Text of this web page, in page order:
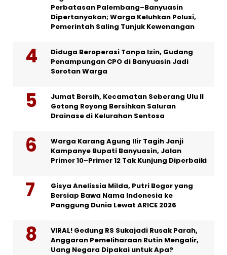
Perbatasan Palembang–Banyuasin
Dipertanyakan; Warga Keluhkan Polusi,
Pemerintah Saling Tunjuk Kewenangan
Diduga Beroperasi Tanpa Izin, Gudang
Penampungan CPO di Banyuasin Jadi
Sorotan Warga
Jumat Bersih, Kecamatan Seberang Ulu II
Gotong Royong Bersihkan Saluran
Drainase di Kelurahan Sentosa
Warga Karang Agung Ilir Tagih Janji
Kampanye Bupati Banyuasin, Jalan
Primer 10–Primer 12 Tak Kunjung Diperbaiki
Gisya Anelissia Milda, Putri Bogor yang
Bersiap Bawa Nama Indonesia ke
Panggung Dunia Lewat ARICE 2026
VIRAL! Gedung RS Sukajadi Rusak Parah,
Anggaran Pemeliharaan Rutin Mengalir,
Uang Negara Dipakai untuk Apa?